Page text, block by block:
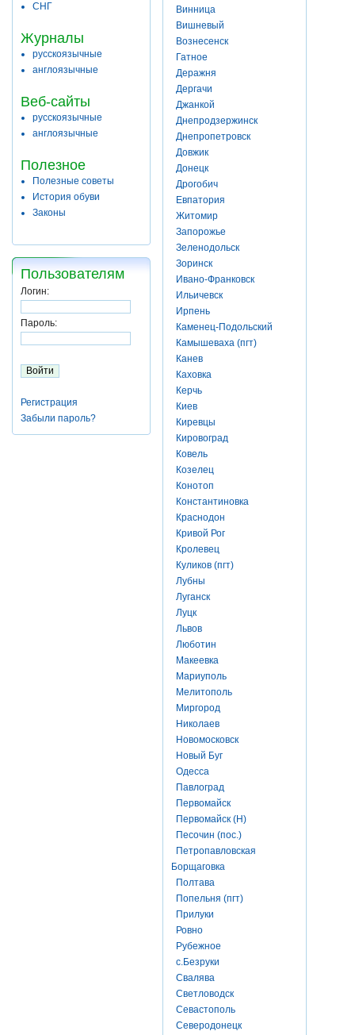
СНГ
Журналы
русскоязычные
англоязычные
Веб-сайты
русскоязычные
англоязычные
Полезное
Полезные советы
История обуви
Законы
Пользователям
Логин:
Пароль:
Регистрация
Забыли пароль?
Винница
Вишневый
Вознесенск
Гатное
Деражня
Дергачи
Джанкой
Днепродзержинск
Днепропетровск
Довжик
Донецк
Дрогобич
Евпатория
Житомир
Запорожье
Зеленодольск
Зоринск
Ивано-Франковск
Ильичевск
Ирпень
Каменец-Подольский
Камышеваха (пгт)
Канев
Каховка
Керчь
Киев
Киревцы
Кировоград
Ковель
Козелец
Конотоп
Константиновка
Краснодон
Кривой Рог
Кролевец
Куликов (пгт)
Лубны
Луганск
Луцк
Львов
Люботин
Макеевка
Мариуполь
Мелитополь
Миргород
Николаев
Новомосковск
Новый Буг
Одесса
Павлоград
Первомайск
Первомайск (Н)
Песочин (пос.)
Петропавловская
Борщаговка
Полтава
Попельня (пгт)
Прилуки
Ровно
Рубежное
с.Безруки
Свалява
Светловодск
Севастополь
Северодонецк